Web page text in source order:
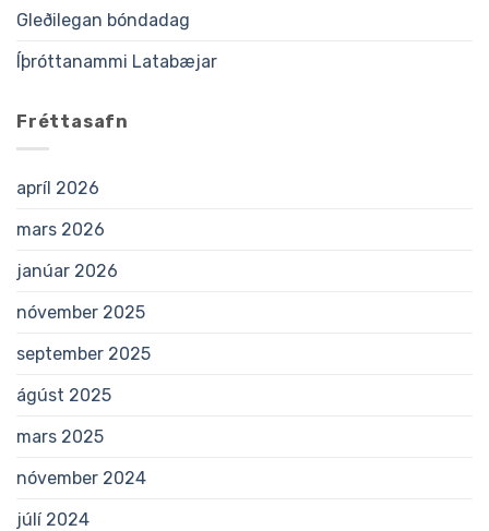
Gleðilegan bóndadag
Íþróttanammi Latabæjar
Fréttasafn
apríl 2026
mars 2026
janúar 2026
nóvember 2025
september 2025
ágúst 2025
mars 2025
nóvember 2024
júlí 2024